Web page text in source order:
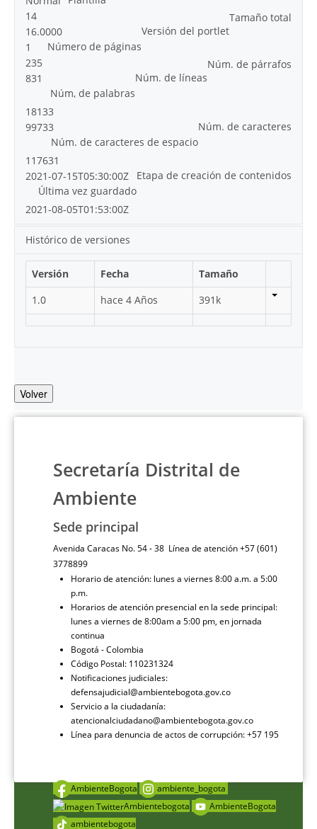
Tamaño total
14
Versión del portlet
16.0000
Número de páginas
1
Núm. de párrafos
235
Núm. de líneas
831
Núm, de palabras
18133
Núm. de caracteres
99733
Núm. de caracteres de espacio
117631
Etapa de creación de contenidos
2021-07-15T05:30:00Z
Última vez guardado
2021-08-05T01:53:00Z
Histórico de versiones
Versión Fecha
Tamaño
1.0
hace 4 Años 391k
Volver
Secretaría Distrital de
Ambiente
Sede principal
Avenida Caracas No. 54 - 38 Línea de atención +57 (601)
3778899
Horario de atención: lunes a viernes 8:00 a.m. a 5:00
p.m.
Horarios de atención presencial en la sede principal:
lunes a viernes de 8:00am a 5:00 pm, en jornada
continua
Bogotá - Colombia
Código Postal: 110231324
Notificaciones judiciales:
defensajudicial@ambientebogota.gov.co
Servicio a la ciudadanía:
atencionalciudadano@ambientebogota.gov.co
Línea para denuncia de actos de corrupción: +57 195
AmbienteBogota
ambiente_bogota
Ambientebogota
AmbienteBogota
ambientebogota